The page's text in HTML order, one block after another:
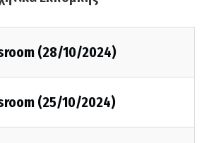
(28/10/2024)
(25/10/2024)